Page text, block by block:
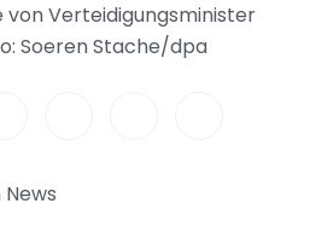
von Verteidigungsminister
Soeren Stache/dpa